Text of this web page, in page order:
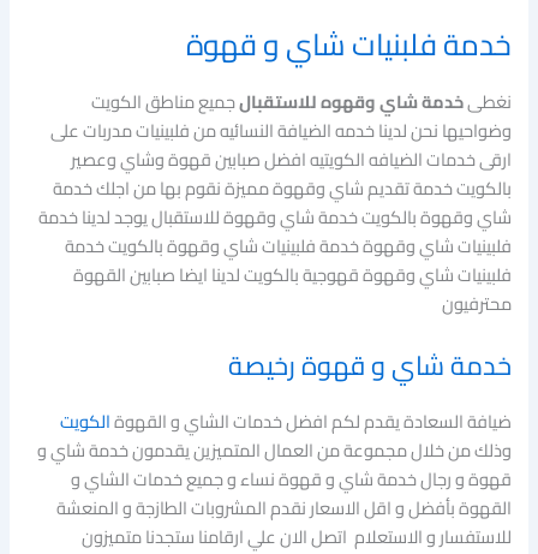
خدمة فلبنيات شاي و قهوة
نغطىخدمة شاي وقهوه للاستقبالجميع مناطق الكويت
وضواحيها نحن لدينا خدمه الضيافة النسائيه من فلبينيات مدربات على
ارقى خدمات الضيافه الكويتيه افضل صبابين قهوة وشاي وعصير
بالكويت خدمة تقديم شاي وقهوة مميزة نقوم بها من اجلك خدمة
شاي وقهوة بالكويت خدمة شاي وقهوة للاستقبال يوجد لدينا خدمة
فلبينيات شاي وقهوة خدمة فلبينيات شاي وقهوة بالكويت خدمة
فلبينيات شاي وقهوة قهوجية بالكويت لدينا ايضا صبابين القهوة
محترفيون
خدمة شاي و قهوة رخيصة
ضيافة السعادة يقدم لكم افضل خدمات الشاي و القهوةالكويت
وذلك من خلال مجموعة من العمال المتميزين يقدمون خدمة شاي و
قهوة و رجال خدمة شاي و قهوة نساء و جميع خدمات الشاي و
القهوة بأفضل و اقل الاسعار نقدم المشروبات الطازجة و المنعشة
للاستفسار و الاستعلام اتصل الان علي ارقامنا ستجدنا متميزون